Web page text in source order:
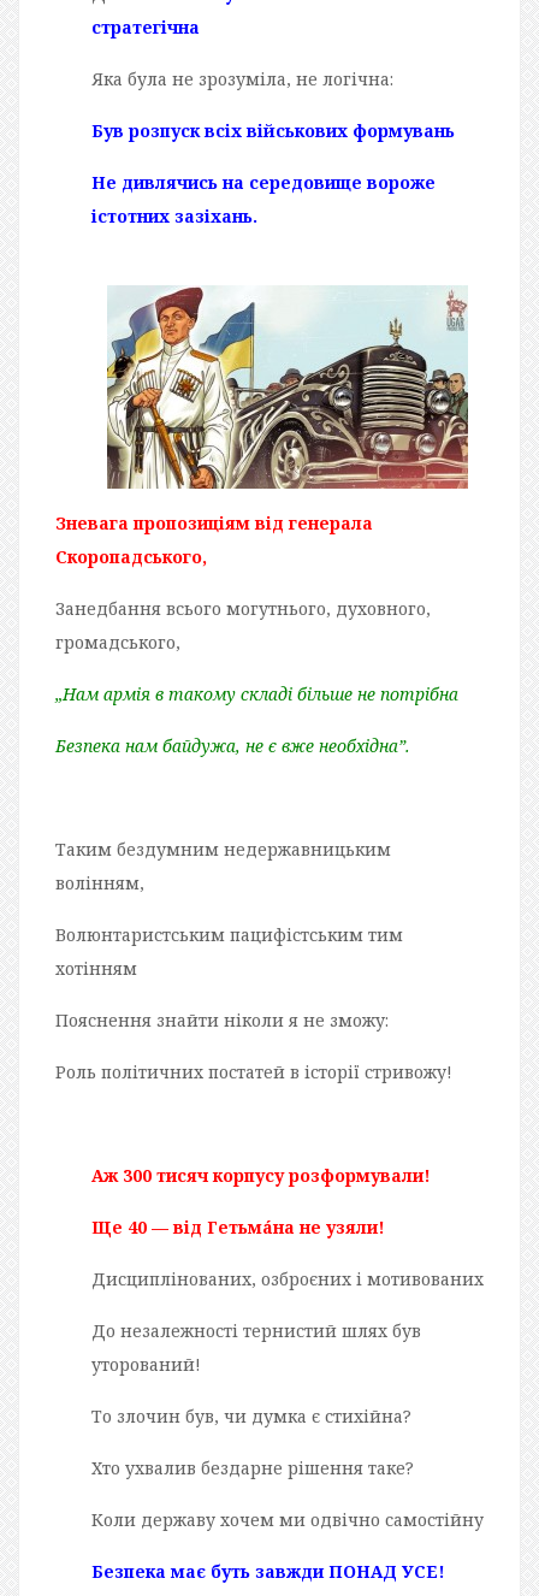
стратегічна
Яка була не зрозуміла, не логічна:
Був розпуск всіх військових формувань
Не дивлячись на середовище вороже
істотних зазіхань.
Зневага пропозиціям від генерала
Скоропадського,
Занедбання всього могутнього, духовного,
громадського,
„Нам армія в такому складі більше не потрібна
Безпека нам байдужа, не є вже необхідна”.
Таким бездумним недержавницьким
волінням,
Волюнтаристським пацифістським тим
хотінням
Пояснення знайти ніколи я не зможу:
Роль політичних постатей в історії стривожу!
Аж 300 тисяч корпусу розформували!
Ще 40 — від Гетьмáна не узяли!
Дисциплінованих, озброєних і мотивованих
До незалежності тернистий шлях був
уторований!
То злочин був, чи думка є стихійна?
Хто ухвалив бездарне рішення таке?
Коли державу хочем ми одвічно самостійну
Безпека має буть завжди ПОНАД УСЕ!